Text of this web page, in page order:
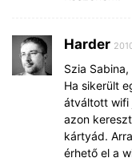
Harder
Szia Sabina,
Ha sikerült
átváltott wifi
azon
kártyád.
érhető el a